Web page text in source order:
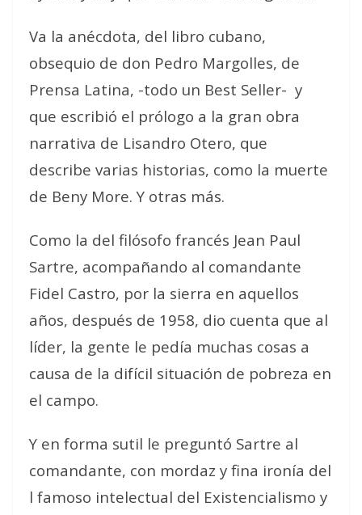
Va la anécdota, del libro cubano,
obsequio de don Pedro Margolles, de
Prensa Latina, -todo un Best Seller- y
que escribió el prólogo a la gran obra
narrativa de Lisandro Otero, que
describe varias historias, como la muerte
de Beny More. Y otras más.
Como la del filósofo francés Jean Paul
Sartre, acompañando al comandante
Fidel Castro, por la sierra en aquellos
años, después de 1958, dio cuenta que al
líder, la gente le pedía muchas cosas a
causa de la difícil situación de pobreza en
el campo.
Y en forma sutil le preguntó Sartre al
comandante, con mordaz y fina ironía del
l famoso intelectual del Existencialismo y